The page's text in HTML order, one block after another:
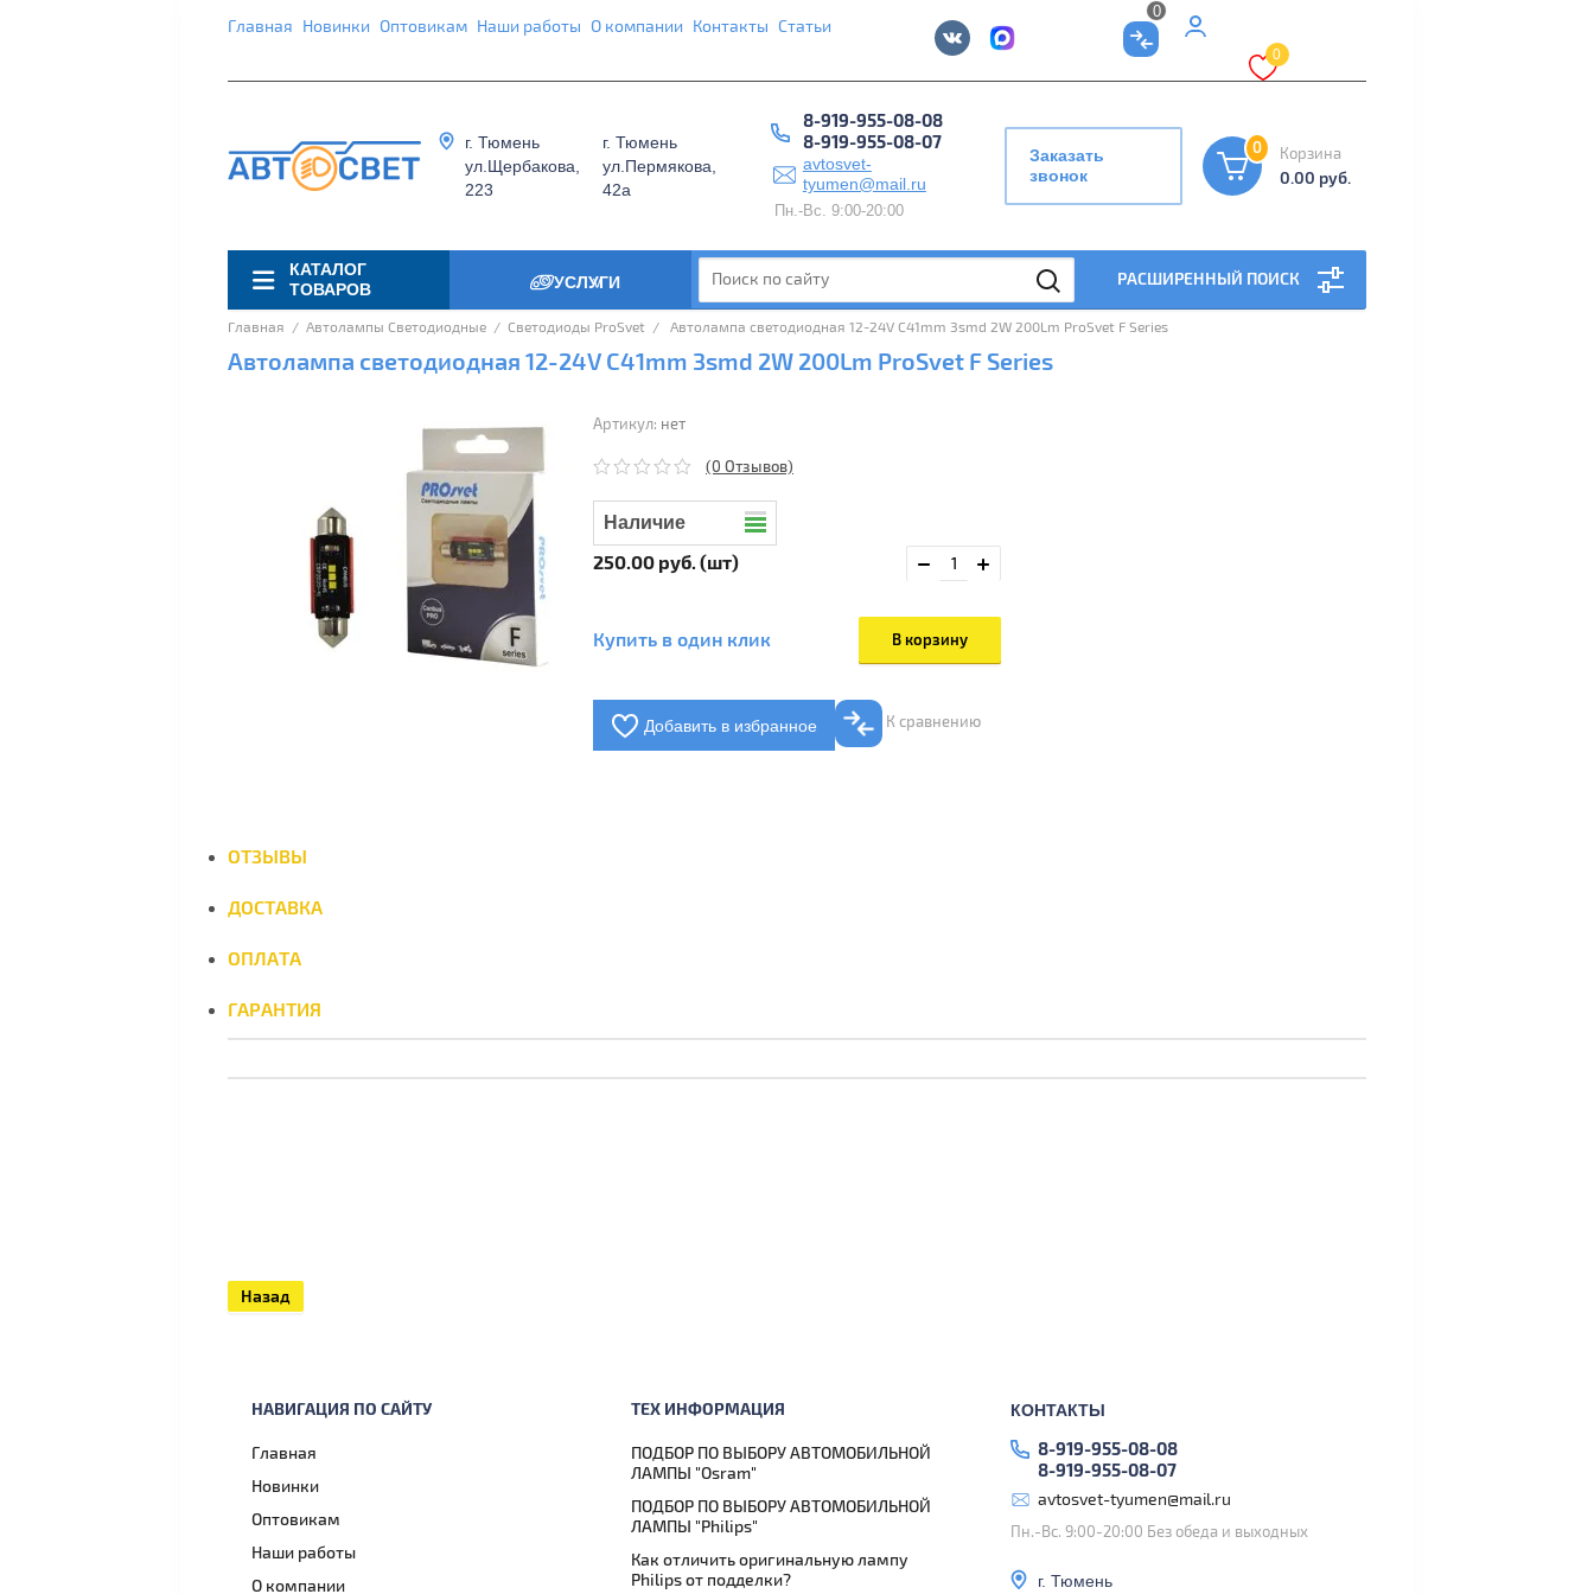
Главная Новинки Оптовикам Наши работы О компании Контакты Статьи
0
кабинет
0
г. Тюмень
ул.Щербакова,
223
г. Тюмень
ул.Пермякова,
42а
8-919-955-08-08
8-919-955-08-07
avtosvet-
tyumen@mail.ru
Пн.-Вс. 9:00-20:00
Заказать
звонок
0 Корзина
0.00 руб.
КАТАЛОГ
ТОВАРОВ
УСЛУГИ
> РАСШИРЕННЫЙ ПОИСК
Главная
  /
Автолампы Светодиодные
  /
Светодиоды ProSvet
  /
Автолампа светодиодная 12-24V C41mm 3smd 2W 200Lm ProSvet F Series
Автолампа светодиодная 12-24V C41mm 3smd 2W 200Lm ProSvet F Series
Артикул: нет
(0 Отзывов)
Наличие
250.00 руб. (шт)
Купить в один клик В корзину
Добавить в избранное К сравнению
ОТЗЫВЫ
ДОСТАВКА
ОПЛАТА
ГАРАНТИЯ
Назад
НАВИГАЦИЯ ПО САЙТУ
Главная
Новинки
Оптовикам
Наши работы
О компании
ТЕХ ИНФОРМАЦИЯ
ПОДБОР ПО ВЫБОРУ АВТОМОБИЛЬНОЙ
ЛАМПЫ "Osram"
ПОДБОР ПО ВЫБОРУ АВТОМОБИЛЬНОЙ
ЛАМПЫ "Philips"
Как отличить оригинальную лампу
Philips от подделки?
КОНТАКТЫ
8-919-955-08-08
8-919-955-08-07
avtosvet-tyumen@mail.ru
Пн.-Вс. 9:00-20:00 Без обеда и выходных
г. Тюмень